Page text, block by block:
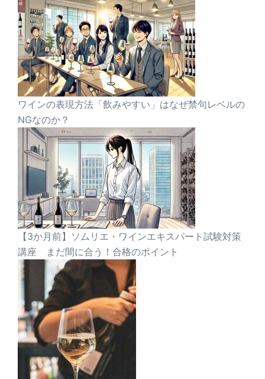
ワインの表現方法「飲みやすい」はなぜ禁句レベルの
NGなのか？
【3か月前】ソムリエ・ワインエキスパート試験対策
講座 まだ間に合う！合格のポイント